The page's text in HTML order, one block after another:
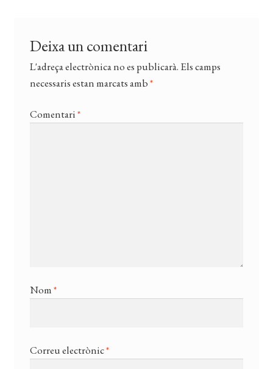
Deixa un comentari
L'adreça electrònica no es publicarà. Els camps
necessaris estan marcats amb*
Comentari*
Nom*
Correu electrònic*